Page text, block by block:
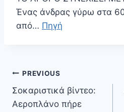
Ένας άνδρας γύρω στα
από… Πηγή
Πλοήγηση
άρθρων
PREVIOUS
Σοκαριστικά βίντεο:
Αεροπλάνο πήρε